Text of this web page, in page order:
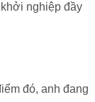
nghiệp đầy
đó, anh đang